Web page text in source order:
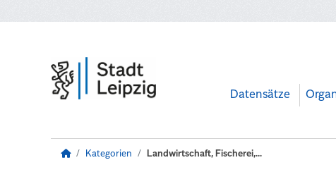
Datensätze
Kategorien Landwirtschaft, Fischerei,...